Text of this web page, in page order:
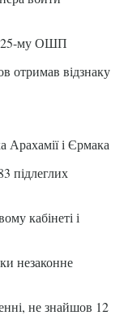
225-му ОШП
отримав відзнаку
Арахамії і Єрмака
підлеглих
кабінеті і
незаконне
не знайшов 12